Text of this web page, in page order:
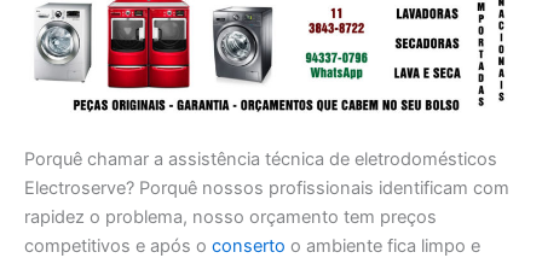
Porquê chamar a assistência técnica de eletrodomésticos
Electroserve? Porquê nossos profissionais identificam com
rapidez o problema, nosso orçamento tem preços
competitivos e após o conserto o ambiente fica limpo e